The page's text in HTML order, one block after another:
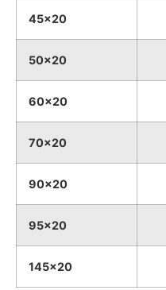
45x20
50x20
60x20
70x20
90x20
95x20
145x20